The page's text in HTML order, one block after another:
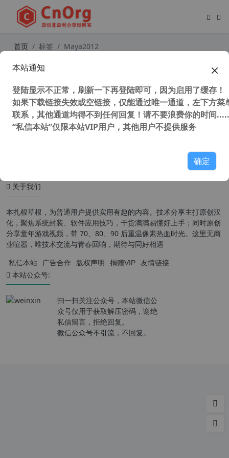
首页 标签 Maya2012
注册机
关于我们
本扎根草根，为普通用户提供实用有趣的内容。技术分享主打原创汉
化，聚焦系统封装、软件应用技巧，干货满满易懂好上手；同时原创
分享童年游戏视频，带 70、80、90 后重温像素热血时光。这里无商
业喧嚣，唯技术交流与青春回响，期待与同好相遇
私信本站 广告合作 版权声明 捐赠VIP 友情链接
本站公众号:
扫一扫关注公众号，本站微信公
众号仅用于获取解压密码，谢绝
私信留言，拒绝回复。
微信公众号不引流，不回复。
本站通知
登陆显示不正常，刷新一下再登陆即可，因为启用了缓存！
如果下载链接失效或空链接，仅能通过唯一通道，左下方菜
联系，其他通道均得不到任何回复！请不要浪费你的时间
“私信本站”仅限本站VIP用户，其他用户不提供服务
确定